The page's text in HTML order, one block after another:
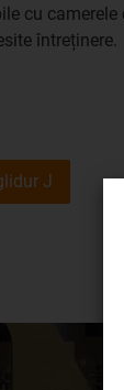
cu
întreținere.
J